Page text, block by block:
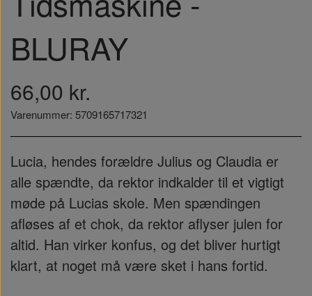
BLURAY
66,00 kr.
Varenummer: 5709165717321
Lucia, hendes forældre Julius og Claudia er
alle spændte, da rektor indkalder til et vigtigt
møde på Lucias skole. Men spændingen
afløses af et chok, da rektor aflyser julen for
altid. Han virker konfus, og det bliver hurtigt
klart, at noget må være sket i hans fortid.